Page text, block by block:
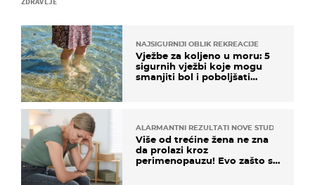
NAJSIGURNIJI OBLIK REKREACIJE
Vježbe za koljeno u moru: 5
sigurnih vježbi koje mogu
smanjiti bol i poboljšati
ALARMANTNI REZULTATI NOVE STUDIJE
Više od trećine žena ne zna
da prolazi kroz
perimenopauzu! Evo zašto su